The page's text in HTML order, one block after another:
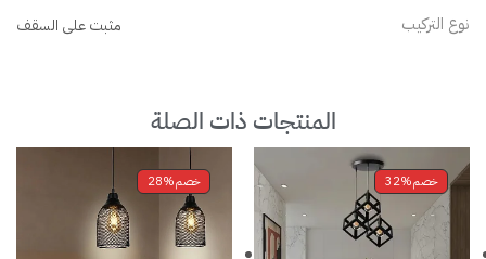
نوع التركيب مثبت على السقف
المنتجات ذات الصلة
خصم32% خصم28%